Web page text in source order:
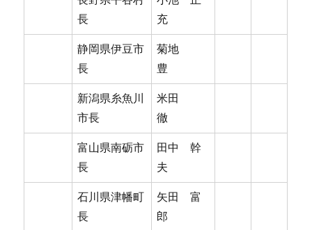
長
充
静岡県伊豆市
長
菊地
豊
新潟県糸魚川
市長
米田
徹
富山県南砺市
長
田中 幹
夫
石川県津幡町
長
矢田 富
郎